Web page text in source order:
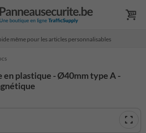
même pour les articles personnalisables
en plastique - Ø40mm type A -